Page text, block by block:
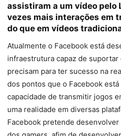
assistiram a um vídeo pelo
vezes mais interações em
do que em vídeos
Atualmente o Facebook está
infraestrutura capaz de suportar
precisam para ter sucesso na
dos pontos que o Facebook
capacidade de transmitir jogos
uma realidade em diversas
Facebook pretende